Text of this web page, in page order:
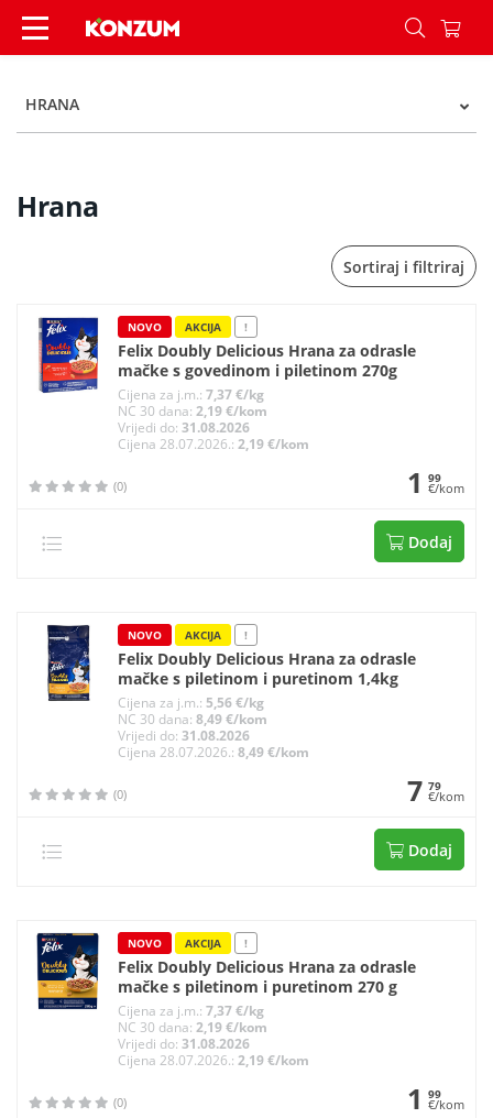
Hrana - Kategorije - Konzum
HRANA
Hrana
Sortiraj i filtriraj
NOVO AKCIJA !
Felix Doubly Delicious Hrana za odrasle
mačke s govedinom i piletinom 270g
Cijena za j.m.:7,37 €/kg
NC 30 dana:2,19 €/kom
Vrijedi do:31.08.2026
Cijena 28.07.2026.:2,19 €/kom
(0) 1 99
€/kom
Dodaj
NOVO AKCIJA !
Felix Doubly Delicious Hrana za odrasle
mačke s piletinom i puretinom 1,4kg
Cijena za j.m.:5,56 €/kg
NC 30 dana:8,49 €/kom
Vrijedi do:31.08.2026
Cijena 28.07.2026.:8,49 €/kom
(0) 7 79
€/kom
Dodaj
NOVO AKCIJA !
Felix Doubly Delicious Hrana za odrasle
mačke s piletinom i puretinom 270 g
Cijena za j.m.:7,37 €/kg
NC 30 dana:2,19 €/kom
Vrijedi do:31.08.2026
Cijena 28.07.2026.:2,19 €/kom
(0) 1 99
€/kom